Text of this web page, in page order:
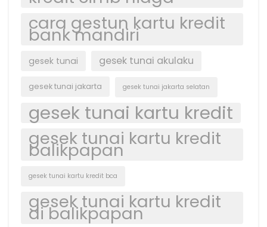
cara gestun kartu kredit
bank mandiri
gesek tunai gesek tunai akulaku
gesek tunai jakarta gesek tunai jakarta selatan
gesek tunai kartu kredit
gesek tunai kartu kredit
balikpapan
gesek tunai kartu kredit bca
gesek tunai kartu kredit
di balikpapan